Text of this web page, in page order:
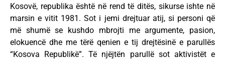
Kosovë, republika është në rend të ditës, sikurse ishte në
marsin e vitit 1981. Sot i jemi drejtuar atij, si personi që
më shumë se kushdo mbrojti me argumente, pasion,
elokuencë dhe me tërë qenien e tij drejtësinë e parullës
“Kosova Republikë”. Të njëjtën parullë sot aktivistët e